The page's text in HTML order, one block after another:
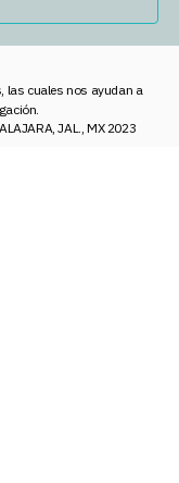
las cuales nos ayudan a
JAL., MX 2023